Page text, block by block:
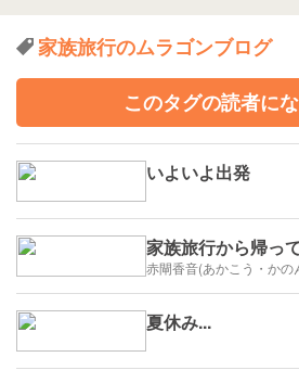
家族旅行のムラゴンブログ
このタグの読者に
いよいよ出発
家族旅行から帰っ
夏休み...